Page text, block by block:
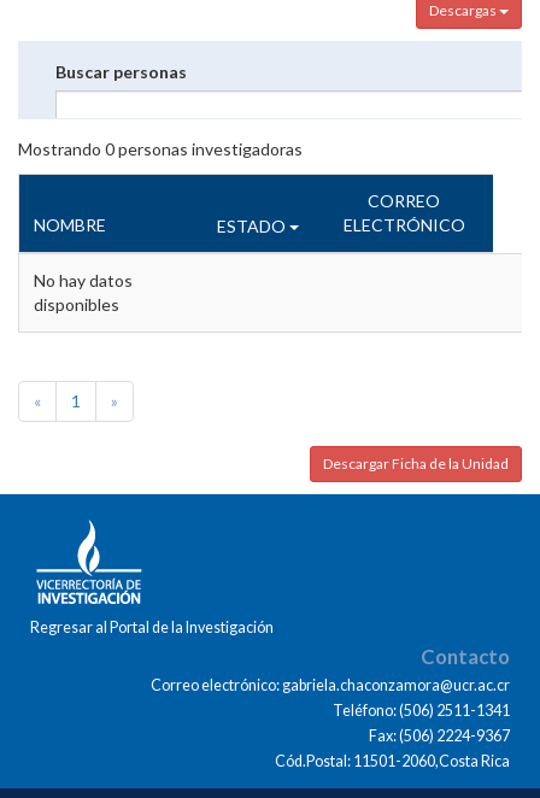
Descargas
Buscar personas
Mostrando 0personas investigadoras
NOMBRE ESTADO
CORREO
ELECTRÓNICO
No hay datos
disponibles
« 1 »
Descargar Ficha de la Unidad
Regresar al Portal de la Investigación
Contacto
Correo electrónico: gabriela.chaconzamora@ucr.ac.cr
Teléfono: (506) 2511-1341
Fax: (506) 2224-9367
Cód.Postal: 11501-2060,Costa Rica